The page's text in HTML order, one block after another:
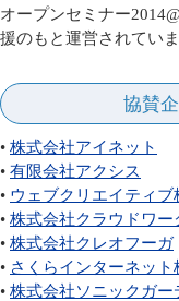
オープンセミナー
援のもと運営されていま
協賛
• 株式会社アイネット
• 有限会社アクシス
• ウェブクリエイティブ
• 株式会社クラウドワー
• 株式会社クレオフーガ
• さくらインターネット
• 株式会社ソニックガー